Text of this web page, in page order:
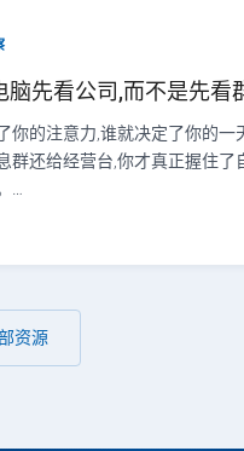
脑先看公司,而不是先看
你的注意力,谁就决定了你的一
群还给经营台,你才真正握住了
…
资源